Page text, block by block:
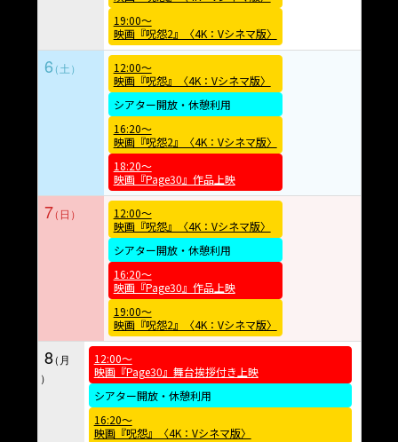
19:00～
映画『呪怨2』〈4K：Vシネマ版〉
6
12:00～
映画『呪怨』〈4K：Vシネマ版〉
シアター開放・休憩利用
16:20～
映画『呪怨2』〈4K：Vシネマ版〉
18:20～
映画『Page30』作品上映
7
12:00～
映画『呪怨』〈4K：Vシネマ版〉
シアター開放・休憩利用
16:20～
映画『Page30』作品上映
19:00～
映画『呪怨2』〈4K：Vシネマ版〉
8
12:00～
映画『Page30』舞台挨拶付き上映
シアター開放・休憩利用
16:20～
映画『呪怨』〈4K：Vシネマ版〉